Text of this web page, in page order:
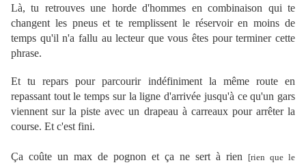
Là, tu retrouves une horde d'hommes en combinaison qui te
changent les pneus et te remplissent le réservoir en moins de
temps qu'il n'a fallu au lecteur que vous êtes pour terminer cette
phrase.
Et tu repars pour parcourir indéfiniment la même route en
repassant tout le temps sur la ligne d'arrivée jusqu'à ce qu'un gars
viennent sur la piste avec un drapeau à carreaux pour arrêter la
course. Et c'est fini.
Ça coûte un max de pognon et ça ne sert à rien
[rien que le